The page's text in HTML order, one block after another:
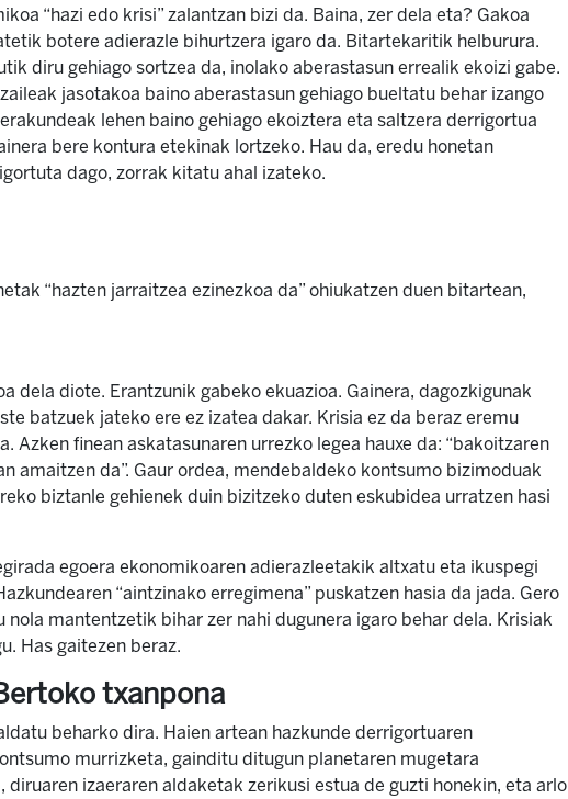
“hazi edo krisi” zalantzan bizi da. Baina, zer dela eta? Gakoa
botere adierazle bihurtzera igaro da. Bitartekaritik helburura.
diru gehiago sortzea da, inolako aberastasun errealik ekoizi gabe.
jasotakoa baino aberastasun gehiago bueltatu behar izango
lehen baino gehiago ekoiztera eta saltzera derrigortua
bere kontura etekinak lortzeko. Hau da, eredu honetan
dago, zorrak kitatu ahal izateko.
“hazten jarraitzea ezinezkoa da” ohiukatzen duen bitartean,
dela diote. Erantzunik gabeko ekuazioa. Gainera, dagozkigunak
batzuek jateko ere ez izatea dakar. Krisia ez da beraz eremu
Azken finean askatasunaren urrezko legea hauxe da: “bakoitzaren
amaitzen da”. Gaur ordea, mendebaldeko kontsumo bizimoduak
biztanle gehienek duin bizitzeko duten eskubidea urratzen hasi
egoera ekonomikoaren adierazleetakik altxatu eta ikuspegi
“aintzinako erregimena” puskatzen hasia da jada. Gero
nola mantentzetik bihar zer nahi dugunera igaro behar dela. Krisiak
Has gaitezen beraz.
txanpona
beharko dira. Haien artean hazkunde derrigortuaren
murrizketa, gainditu ditugun planetaren mugetara
izaeraren aldaketak zerikusi estua de guzti honekin, eta arlo